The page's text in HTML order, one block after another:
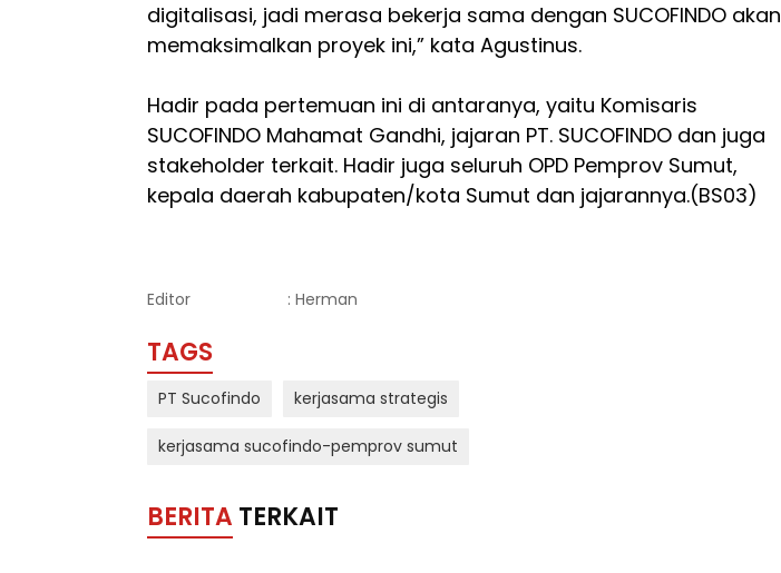
digitalisasi, jadi merasa bekerja sama dengan SUCOFINDO akan
memaksimalkan proyek ini,” kata Agustinus.
Hadir pada pertemuan ini di antaranya, yaitu Komisaris
SUCOFINDO Mahamat Gandhi, jajaran PT. SUCOFINDO dan juga
stakeholder terkait. Hadir juga seluruh OPD Pemprov Sumut,
kepala daerah kabupaten/kota Sumut dan jajarannya.(BS03)
Editor : Herman
TAGS
PT Sucofindo kerjasama strategis
kerjasama sucofindo-pemprov sumut
BERITA TERKAIT